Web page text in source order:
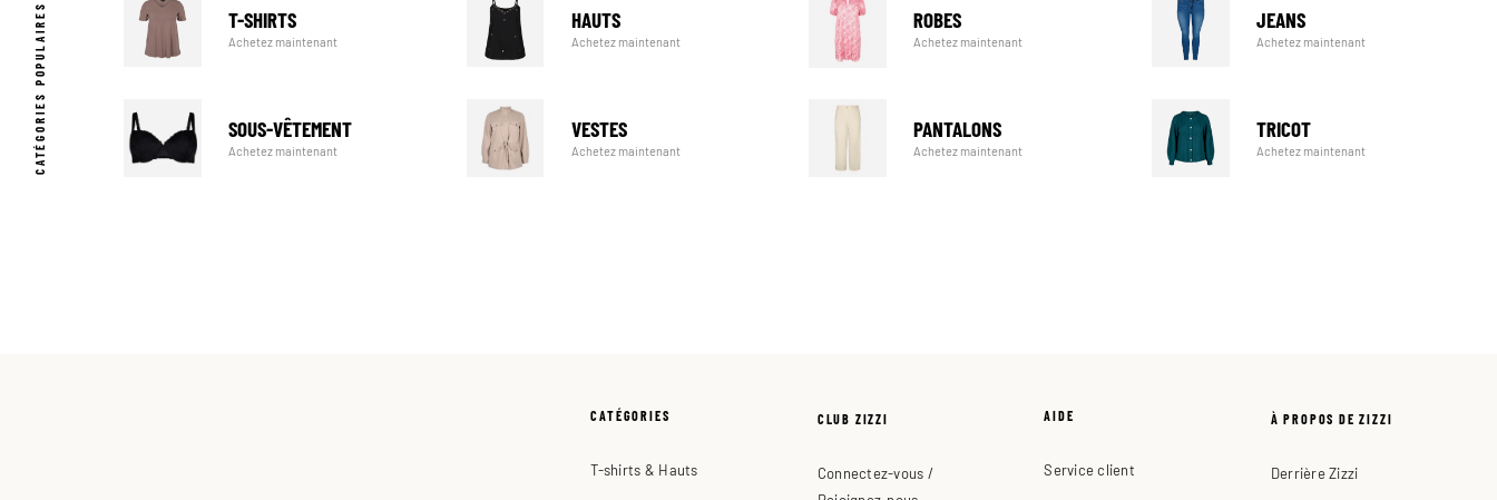
CATÉGORIES POPULAIRES T-SHIRTS
Achetez maintenant
HAUTS
Achetez maintenant
ROBES
Achetez maintenant
JEANS
Achetez maintenant
SOUS-VÊTEMENT
Achetez maintenant
VESTES
Achetez maintenant
PANTALONS
Achetez maintenant
TRICOT
Achetez maintenant
CATÉGORIES
T-shirts & Hauts
CLUB ZIZZI
Connectez-vous /
AIDE
Service client
À PROPOS DE ZIZZI
Derrière Zizzi